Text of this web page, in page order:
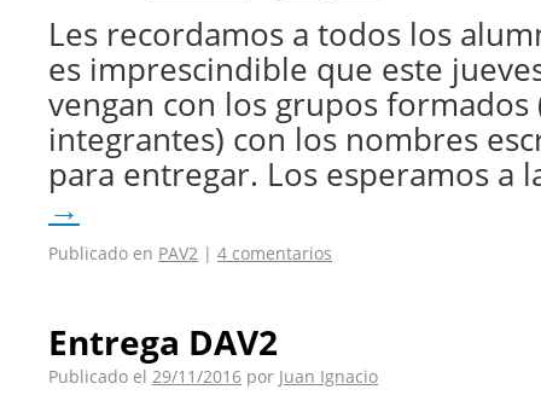
Les recordamos a todos los
es imprescindible que este
vengan con los grupos formados
integrantes) con los nombres
para entregar. Los esperamos a
→
Publicado en PAV2 | 4 comentarios
Entrega DAV2
Publicado el 29/11/2016 por Juan Ignacio